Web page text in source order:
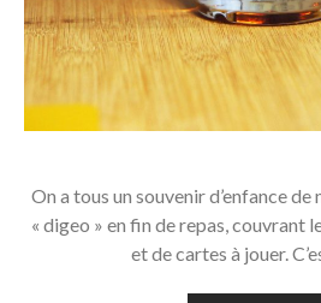
On a tous un souvenir d’enfance
« digeo » en fin de repas, couvrant
et de cartes à jouer.